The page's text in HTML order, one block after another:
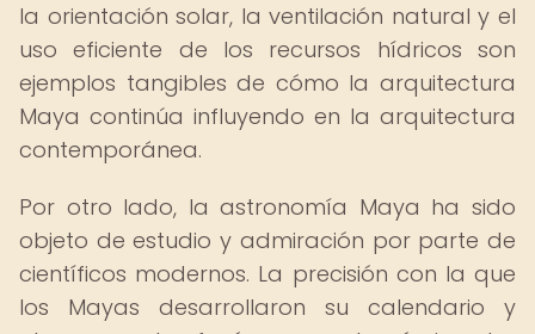
la orientación solar, la ventilación natural y el
uso eficiente de los recursos hídricos son
ejemplos tangibles de cómo la arquitectura
Maya continúa influyendo en la arquitectura
contemporánea.
Por otro lado, la astronomía Maya ha sido
objeto de estudio y admiración por parte de
científicos modernos. La precisión con la que
los Mayas desarrollaron su calendario y